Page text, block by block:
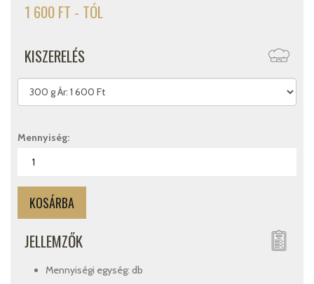
1 600 FT - TÓL
KISZERELÉS
Mennyiség:
JELLEMZŐK
Mennyiségi egység: db